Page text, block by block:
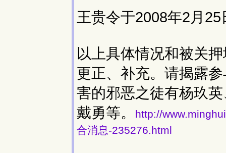
王贵令于2008年2月
以上具体情况和被关
更正、补充。请揭露
害的邪恶之徒有杨玖
戴勇等。
http://
合消息-235276.html